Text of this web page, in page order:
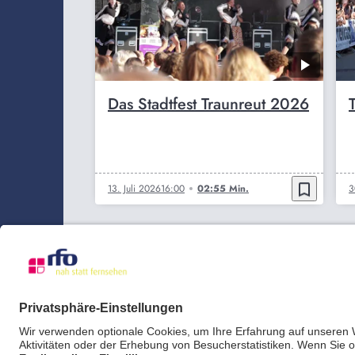
Das Stadtfest Traunreut 2026
13. Juli 202616:00 02:55 Min. bookmark_border